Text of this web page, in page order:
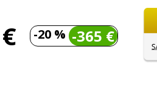
-20 % -365 €